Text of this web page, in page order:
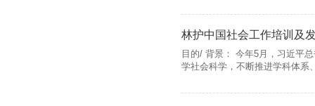
林护中国社会工作培训及
目的/ 背景： 今年5月，习近平
学社会科学，不断推进学科体系